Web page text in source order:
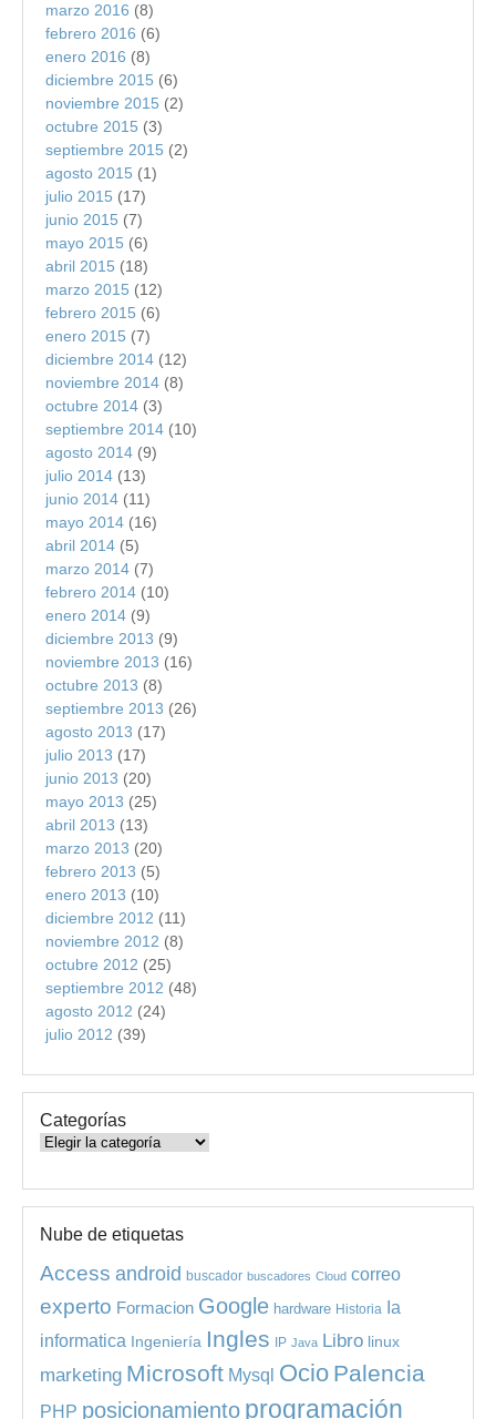
marzo 2016 (8)
febrero 2016 (6)
enero 2016 (8)
diciembre 2015 (6)
noviembre 2015 (2)
octubre 2015 (3)
septiembre 2015 (2)
agosto 2015 (1)
julio 2015 (17)
junio 2015 (7)
mayo 2015 (6)
abril 2015 (18)
marzo 2015 (12)
febrero 2015 (6)
enero 2015 (7)
diciembre 2014 (12)
noviembre 2014 (8)
octubre 2014 (3)
septiembre 2014 (10)
agosto 2014 (9)
julio 2014 (13)
junio 2014 (11)
mayo 2014 (16)
abril 2014 (5)
marzo 2014 (7)
febrero 2014 (10)
enero 2014 (9)
diciembre 2013 (9)
noviembre 2013 (16)
octubre 2013 (8)
septiembre 2013 (26)
agosto 2013 (17)
julio 2013 (17)
junio 2013 (20)
mayo 2013 (25)
abril 2013 (13)
marzo 2013 (20)
febrero 2013 (5)
enero 2013 (10)
diciembre 2012 (11)
noviembre 2012 (8)
octubre 2012 (25)
septiembre 2012 (48)
agosto 2012 (24)
julio 2012 (39)
Categorías
Categorías
Nube de etiquetas
Access android buscador buscadores Cloud correo
experto Formacion Google hardware Historia Ia
informatica Ingeniería Ingles IP Java Libro linux
marketing Microsoft Mysql Ocio Palencia
PHP posicionamiento programación